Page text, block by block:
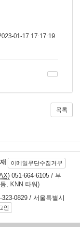
01-17 17:17:19
목록
이메일무단수집거부
051-664-6105 / 부
, KNN 타워)
323-0829 / 서울특별시
인